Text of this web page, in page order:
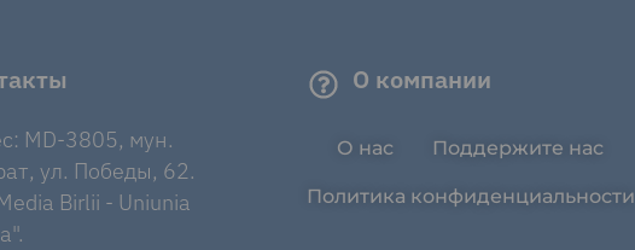
MD-3805, мун.
ул. Победы, 62.
Birlii - Uniunia
О компании
О нас Поддержите нас
Политика конфиденциальности